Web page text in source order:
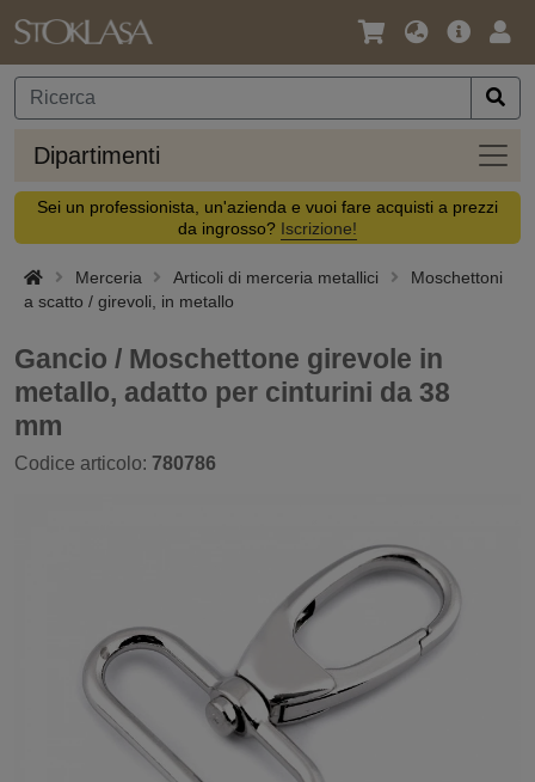
Lingua
Valuta
Offerta
Dipartimenti
Sei un professionista, un'azienda e vuoi fare acquisti a prezzi
da ingrosso? Iscrizione!
Merceria Articoli di merceria metallici
Moschettoni
a scatto / girevoli, in metallo
Gancio / Moschettone girevole in
metallo, adatto per cinturini da 38
mm
Codice articolo: 780786